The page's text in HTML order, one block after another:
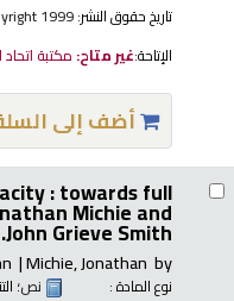
تاريخ حقوق النشر:
الإتاحة:غير متاح: مكتبة
أضف إلى
: towards full
Michie and
John Grieve Smith.
by
Michie, Jonathan
نوع المادة : نص؛